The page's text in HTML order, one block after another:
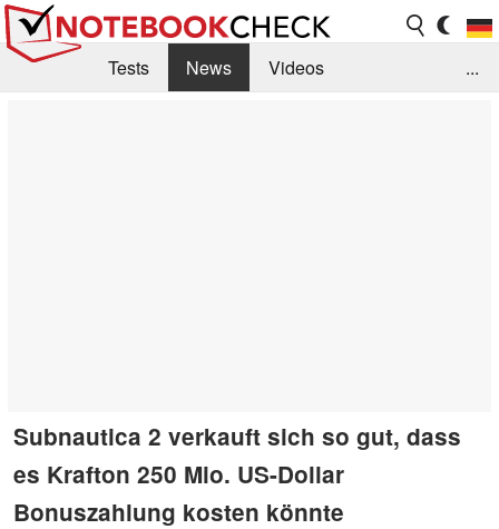
Tests News
Videos
...
Subnautica 2 verkauft sich so gut, dass
es Krafton 250 Mio. US-Dollar
Bonuszahlung kosten könnte